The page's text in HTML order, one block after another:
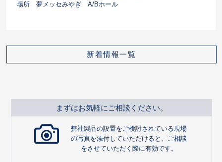
場所 夢メッセみやぎ A/Bホール
新着情報一覧
まずはお気軽にご相談ください。
弊社製品の設置をご検討されている現場
の写真を添付していただけると、ご相談
をさせていただく際に有効です。